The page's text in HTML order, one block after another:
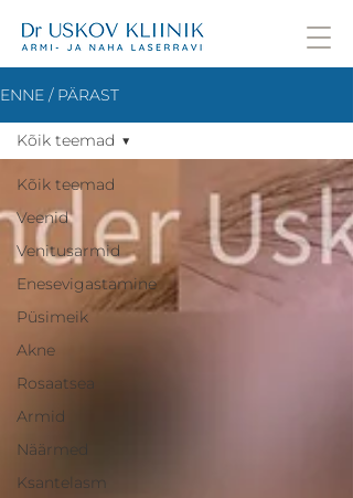
ENNE / PÄRAST
Kõik teemad
Veenid
Venitusarmid
Enesevigastamine
Püsimeik
Akne
Rosaatsea
Armid
Näärmed
Ksantelasm
Kõik teemad